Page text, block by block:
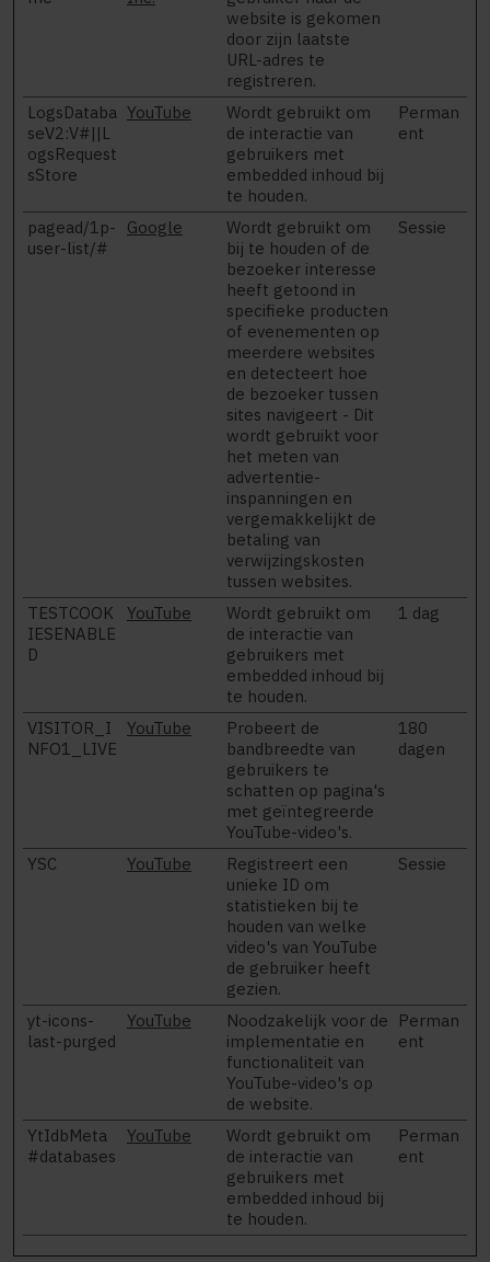
website is gekomen
door zijn laatste
URL-adres te
registreren.
LogsDataba
seV2:V#||L
ogsRequest
sStore
YouTube
Wordt gebruikt om
de interactie van
gebruikers met
embedded inhoud bij
te houden.
Perman
ent
pagead/1p-
user-list/#
Google
Wordt gebruikt om
bij te houden of de
bezoeker interesse
heeft getoond in
specifieke producten
of evenementen op
meerdere websites
en detecteert hoe
de bezoeker tussen
sites navigeert - Dit
wordt gebruikt voor
het meten van
advertentie-
inspanningen en
vergemakkelijkt de
betaling van
verwijzingskosten
tussen websites.
Sessie
TESTCOOK
IESENABLE
D
YouTube
Wordt gebruikt om
de interactie van
gebruikers met
embedded inhoud bij
te houden.
1 dag
VISITOR_I
NFO1_LIVE
YouTube
Probeert de
bandbreedte van
gebruikers te
schatten op pagina's
met geïntegreerde
YouTube-video's.
180
dagen
YSC YouTube
Registreert een
unieke ID om
statistieken bij te
houden van welke
video's van YouTube
de gebruiker heeft
gezien.
Sessie
yt-icons-
last-purged
YouTube
Noodzakelijk voor de
implementatie en
functionaliteit van
YouTube-video's op
de website.
Perman
ent
YtIdbMeta
#databases
YouTube
Wordt gebruikt om
de interactie van
gebruikers met
embedded inhoud bij
te houden.
Perman
ent